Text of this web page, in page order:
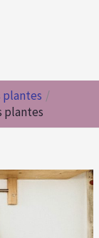
plantes
plantes